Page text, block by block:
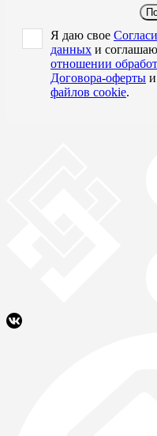
Я даю свое
данных и
отношении
Договора-оферты и
файлов cookie.